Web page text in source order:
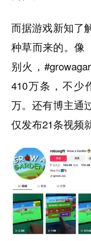
而据游戏新知了
种草而来的。像
别火，
410万条，不少
万。还有博主通
仅发布21条视频